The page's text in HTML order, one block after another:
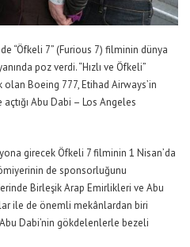
“Öfkeli 7” (Furious 7) filminin dünya
poz verdi. “Hızlı ve Öfkeli”
Boeing 777, Etihad Airways’in
açtığı Abu Dabi – Los Angeles
girecek Öfkeli 7 filminin 1 Nisan’da
de sponsorluğunu
Birleşik Arap Emirlikleri ve Abu
ile de önemli mekânlardan biri
Dabi’nin gökdelenlerle bezeli